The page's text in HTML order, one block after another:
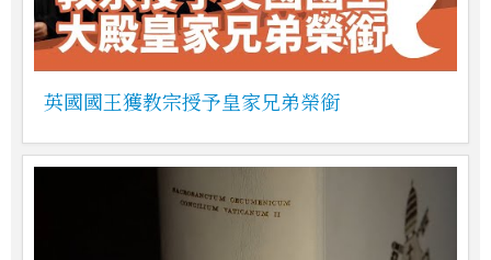
英國國王獲教宗授予皇家兄弟榮銜